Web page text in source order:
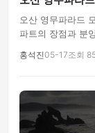
오산 영무파라드
파트의 장점과 분
홍석진05-17조회